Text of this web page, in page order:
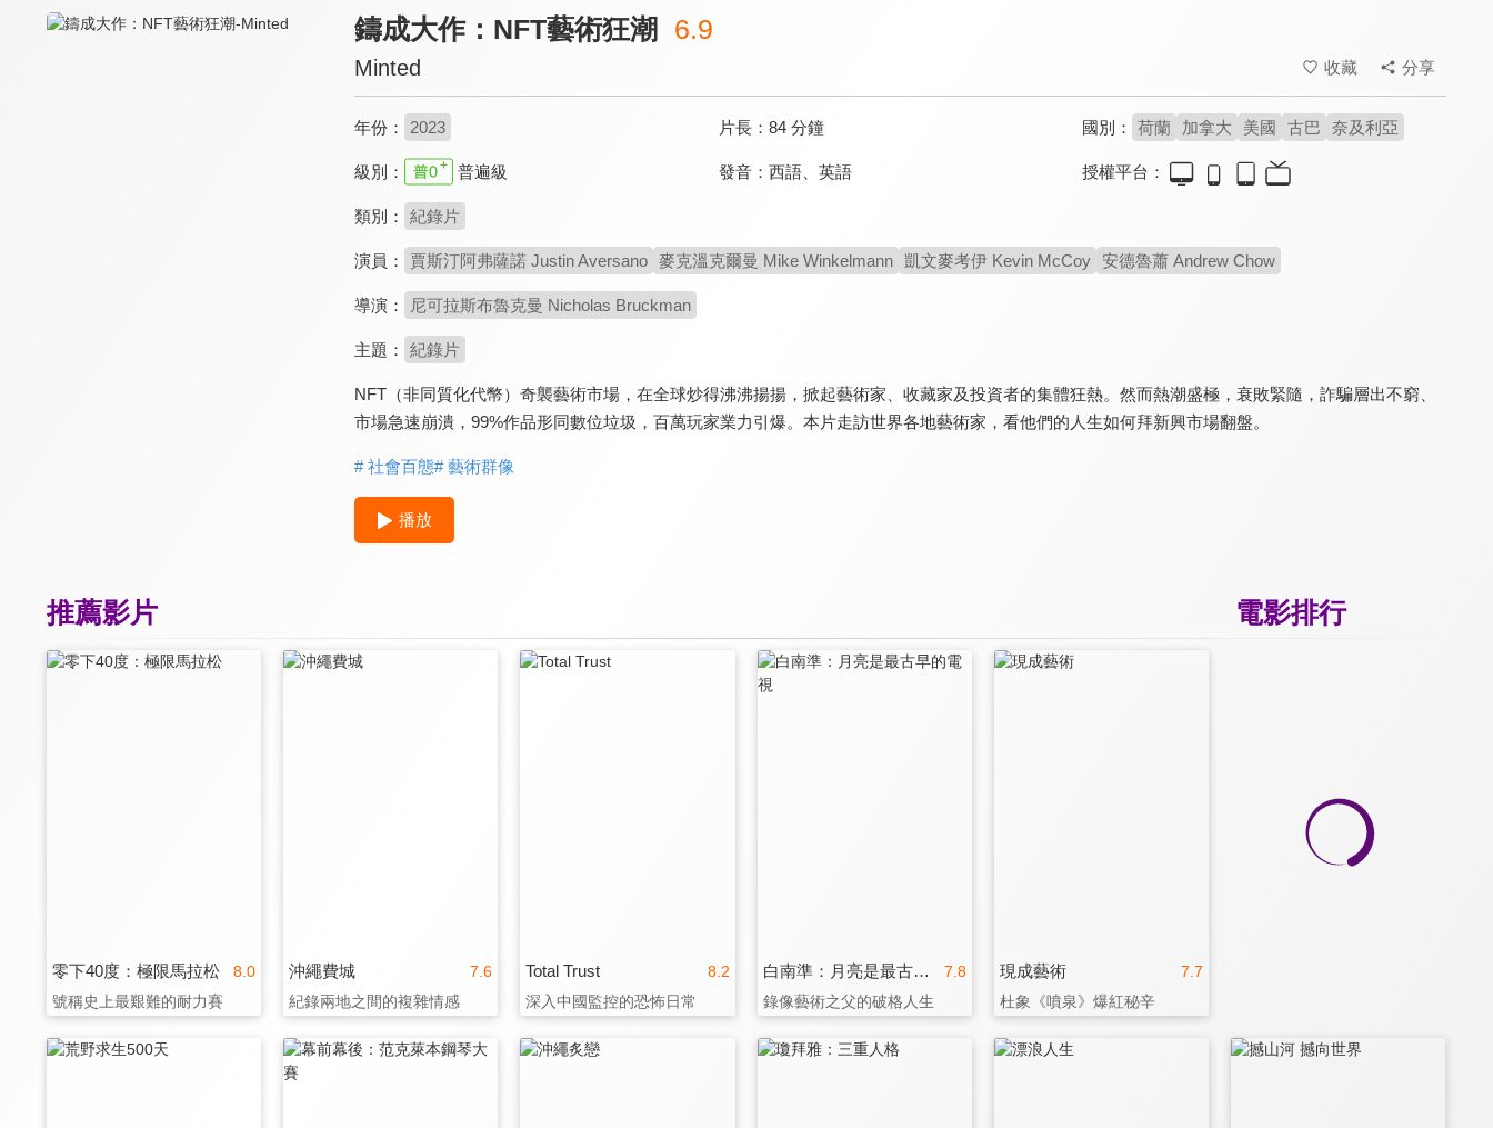
7.9
幕前幕後：范克萊本鋼琴大賽
古典鋼琴樂迷不可錯過！
6.4
沖繩炙戀
一段穿越歷史的沖繩情懷
鑄成大作：NFT藝術狂潮 6.9
Minted 收藏 分享
年份： 2023 片長： 84 分鐘 國別： 荷蘭 加拿大 美國 古巴 奈及利亞
級別： 普遍級 發音： 西語、 英語 授權平台：
類別： 紀錄片
演員： 賈斯汀阿弗薩諾 Justin Aversano 麥克溫克爾曼 Mike Winkelmann 凱文麥考伊 Kevin McCoy 安德魯蕭 Andrew Chow
導演： 尼可拉斯布魯克曼 Nicholas Bruckman
主題： 紀錄片
NFT（非同質化代幣）奇襲藝術市場，在全球炒得沸沸揚揚，掀起藝術家、收藏家及投資者的集體狂熱。然而熱潮盛極，衰敗緊隨，詐騙層出不窮、
市場急速崩潰，99%作品形同數位垃圾，百萬玩家業力引爆。本片走訪世界各地藝術家，看他們的人生如何拜新興市場翻盤。
# 社會百態# 藝術群像
播放
電影排行
推薦影片
8.0
零下40度：極限馬拉松
號稱史上最艱難的耐力賽
7.6
沖繩費城
紀錄兩地之間的複雜情感
8.2
Total Trust
深入中國監控的恐怖日常
7.8
白南準：月亮是最古早的電視
錄像藝術之父的破格人生
7.7
現成藝術
杜象《噴泉》爆紅秘辛